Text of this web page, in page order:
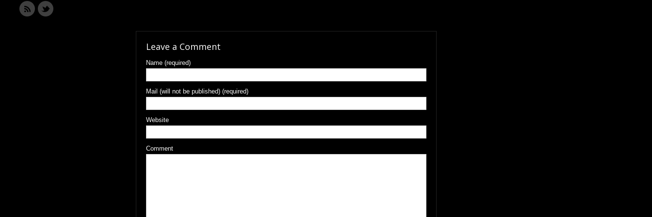
Leave a Comment
Name (required)
Mail (will not be published) (required)
Website
Comment